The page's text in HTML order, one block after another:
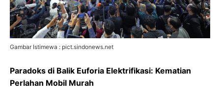
Gambar Istimewa : pict.sindonews.net
Paradoks di Balik Euforia Elektrifikasi: Kematian
Perlahan Mobil Murah